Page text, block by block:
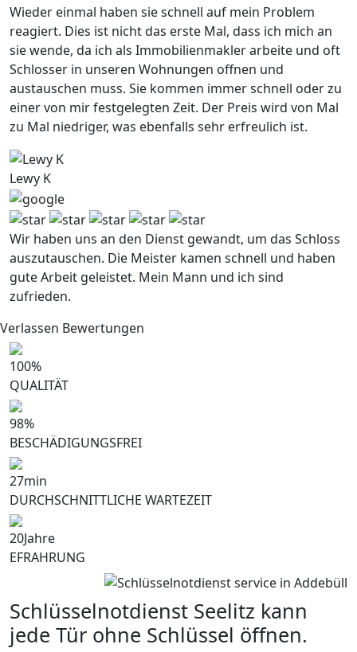
Wieder einmal haben sie schnell auf mein Problem
reagiert. Dies ist nicht das erste Mal, dass ich mich an
sie wende, da ich als Immobilienmakler arbeite und oft
Schlosser in unseren Wohnungen offnen und
austauschen muss. Sie kommen immer schnell oder zu
einer von mir festgelegten Zeit. Der Preis wird von Mal
zu Mal niedriger, was ebenfalls sehr erfreulich ist.
Lewy K
Wir haben uns an den Dienst gewandt, um das Schloss
auszutauschen. Die Meister kamen schnell und haben
gute Arbeit geleistet. Mein Mann und ich sind
zufrieden.
Verlassen Bewertungen
100%
QUALITÄT
98%
BESCHÄDIGUNGSFREI
27min
DURCHSCHNITTLICHE WARTEZEIT
20Jahre
EFRAHRUNG
Schlüsselnotdienst Seelitz kann
jede Tür ohne Schlüssel öffnen.